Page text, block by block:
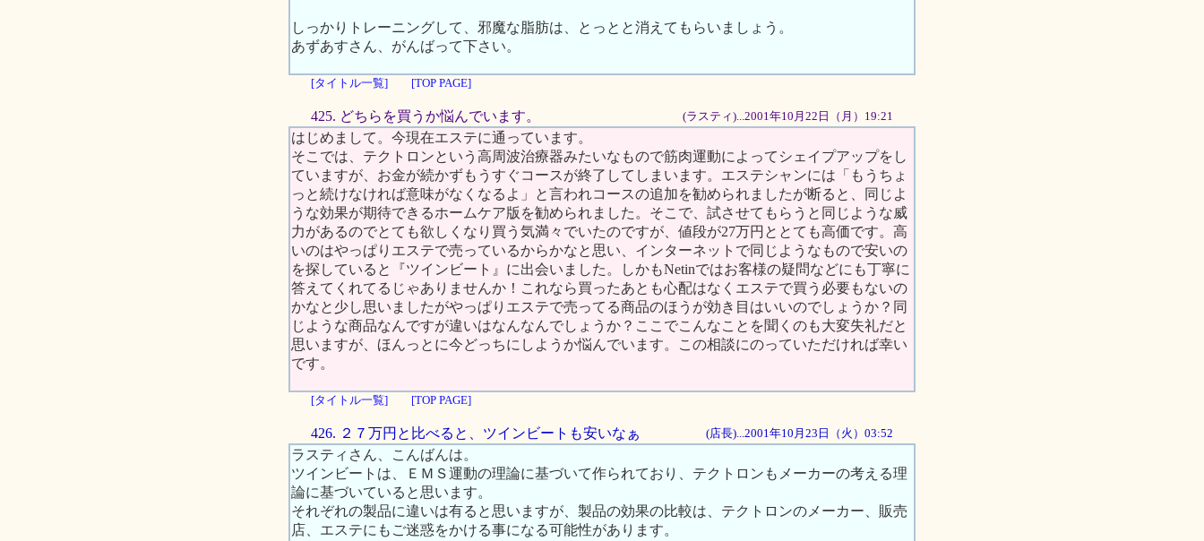
しっかりトレーニングして、邪魔な脂肪は、とっとと消えてもらいましょう。
あずあすさん、がんばって下さい。
[タイトル一覧] [TOP PAGE]
425. どちらを買うか悩んでいます。 (ラスティ)...2001年10月22日（月）19:21
はじめまして。今現在エステに通っています。
そこでは、テクトロンという高周波治療器みたいなもので筋肉運動によってシェイプアップをし
ていますが、お金が続かずもうすぐコースが終了してしまいます。エステシャンには「もうちょ
っと続けなければ意味がなくなるよ」と言われコースの追加を勧められましたが断ると、同じよ
うな効果が期待できるホームケア版を勧められました。そこで、試させてもらうと同じような威
力があるのでとても欲しくなり買う気満々でいたのですが、値段が27万円ととても高価です。高
いのはやっぱりエステで売っているからかなと思い、インターネットで同じようなもので安いの
を探していると『ツインビート』に出会いました。しかもNetinではお客様の疑問などにも丁寧に
答えてくれてるじゃありませんか！これなら買ったあとも心配はなくエステで買う必要もないの
かなと少し思いましたがやっぱりエステで売ってる商品のほうが効き目はいいのでしょうか？同
じような商品なんですが違いはなんなんでしょうか？ここでこんなことを聞くのも大変失礼だと
思いますが、ほんっとに今どっちにしようか悩んでいます。この相談にのっていただければ幸い
です。
[タイトル一覧] [TOP PAGE]
426. ２７万円と比べると、ツインビートも安いなぁ (店長)...2001年10月23日（火）03:52
ラスティさん、こんばんは。
ツインビートは、ＥＭＳ運動の理論に基づいて作られており、テクトロンもメーカーの考える理
論に基づいていると思います。
それぞれの製品に違いは有ると思いますが、製品の効果の比較は、テクトロンのメーカー、販売
店、エステにもご迷惑をかける事になる可能性があります。